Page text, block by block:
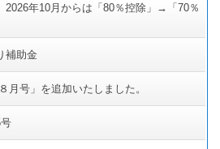
2026年10月からは「80％控除」→「70％
補助金
月号」を追加いたしました。